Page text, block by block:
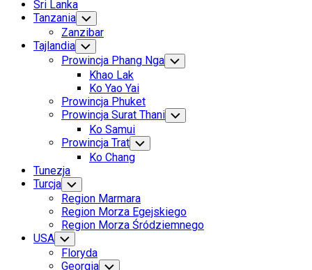
Sri Lanka
Tanzania Toggle
Child
Menu
Zanzibar
Tajlandia Toggle
Child
Menu
Prowincja Phang Nga Toggle
Child
Khao Lak
Ko Yao Yai
Prowincja Phuket
Prowincja Surat Thani Toggle
Child
Ko Samui
Prowincja Trat Toggle
Child
Menu
Ko Chang
Tunezja
Turcja Toggle
Child
Menu
Region Marmara
Region Morza Egejskiego
Region Morza Śródziemnego
USA Toggle
Child
Menu
Floryda
Georgia Toggle